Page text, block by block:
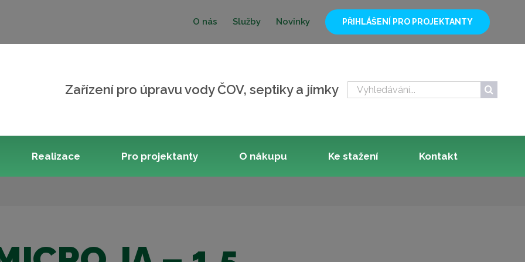
O nás Služby Novinky PŘIHLÁŠENÍ PRO PROJEKTANTY
Zařízení pro úpravu vody ČOV, septiky a jímky Hledat:
Realizace Pro projektanty O nákupu Ke stažení Kontakt